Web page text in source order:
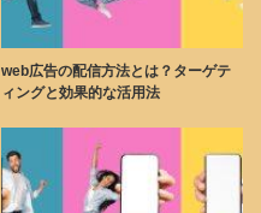
web広告の配信方法とは？ターゲテ
ィングと効果的な活用法